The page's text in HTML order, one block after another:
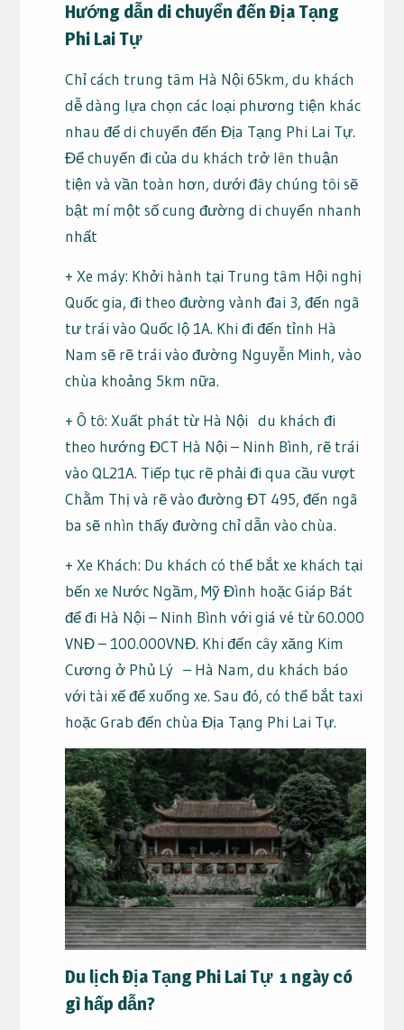
Hướng dẫn di chuyển đến Địa Tạng
Phi Lai Tự
Chỉ cách trung tâm Hà Nội 65km, du khách
dễ dàng lựa chọn các loại phương tiện khác
nhau để di chuyển đến Địa Tạng Phi Lai Tự.
Để chuyến đi của du khách trở lên thuận
tiện và vần toàn hơn, dưới đây chúng tôi sẽ
bật mí một số cung đường di chuyển nhanh
nhất
+ Xe máy: Khởi hành tại Trung tâm Hội nghị
Quốc gia, đi theo đường vành đai 3, đến ngã
tư trái vào Quốc lộ 1A. Khi đi đến tỉnh Hà
Nam sẽ rẽ trái vào đường Nguyễn Minh, vào
chùa khoảng 5km nữa.
+ Ô tô: Xuất phát từ Hà Nội du khách đi
theo hướng ĐCT Hà Nội – Ninh Bình, rẽ trái
vào QL21A. Tiếp tục rẽ phải đi qua cầu vượt
Chằm Thị và rẽ vào đường ĐT 495, đến ngã
ba sẽ nhìn thấy đường chỉ dẫn vào chùa.
+ Xe Khách: Du khách có thể bắt xe khách tại
bến xe Nước Ngầm, Mỹ Đình hoặc Giáp Bát
để đi Hà Nội – Ninh Bình với giá vé từ 60.000
VNĐ – 100.000VNĐ. Khi đến cây xăng Kim
Cương ở Phủ Lý – Hà Nam, du khách báo
với tài xế để xuống xe. Sau đó, có thể bắt taxi
hoặc Grab đến chùa Địa Tạng Phi Lai Tự.
Du lịch Địa Tạng Phi Lai Tự 1 ngày có
gì hấp dẫn?